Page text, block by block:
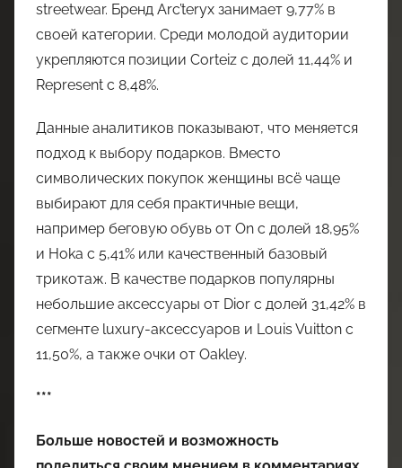
streetwear. Бренд Arc’teryx занимает 9,77% в
своей категории. Среди молодой аудитории
укрепляются позиции Corteiz с долей 11,44% и
Represent с 8,48%.
Данные аналитиков показывают, что меняется
подход к выбору подарков. Вместо
символических покупок женщины всё чаще
выбирают для себя практичные вещи,
например беговую обувь от On с долей 18,95%
и Hoka с 5,41% или качественный базовый
трикотаж. В качестве подарков популярны
небольшие аксессуары от Dior с долей 31,42% в
сегменте luxury-аксессуаров и Louis Vuitton с
11,50%, а также очки от Oakley.
***
Больше новостей и возможность